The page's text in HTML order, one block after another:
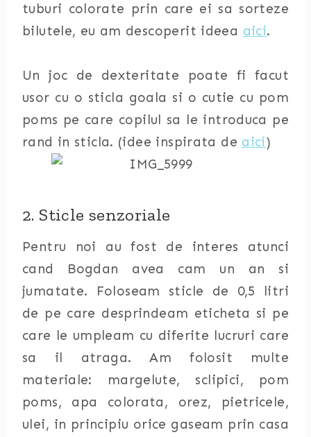
tuburi colorate prin care ei sa sorteze
bilutele, eu am descoperit ideea aici.
Un joc de dexteritate poate fi facut
usor cu o sticla goala si o cutie cu pom
poms pe care copilul sa le introduca pe
rand in sticla. (idee inspirata de aici)
2. Sticle senzoriale
Pentru noi au fost de interes atunci
cand Bogdan avea cam un an si
jumatate. Foloseam sticle de 0,5 litri
de pe care desprindeam eticheta si pe
care le umpleam cu diferite lucruri care
sa il atraga. Am folosit multe
materiale: margelute, sclipici, pom
poms, apa colorata, orez, pietricele,
ulei, in principiu orice gaseam prin casa